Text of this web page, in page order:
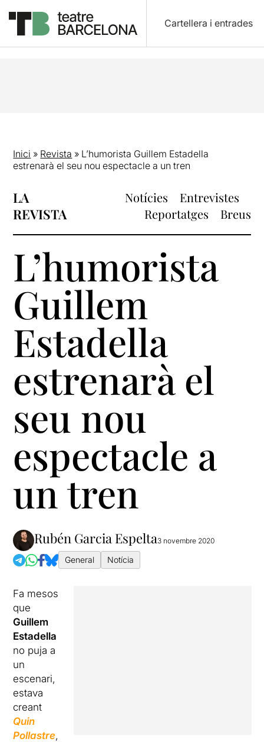
Cartellera i entrades
Inici » Revista » L’humorista Guillem Estadella
estrenarà el seu nou espectacle a un tren
LA
REVISTA
Notícies
Entrevistes
Reportatges
Breus
L’humorista
Guillem
Estadella
estrenarà el
seu nou
espectacle a
un tren
Rubén Garcia Espelta3 novembre 2020
General Notícia
Fa mesos
que
Guillem
Estadella
no puja a
un
escenari,
estava
creant
Quin
Pollastre,